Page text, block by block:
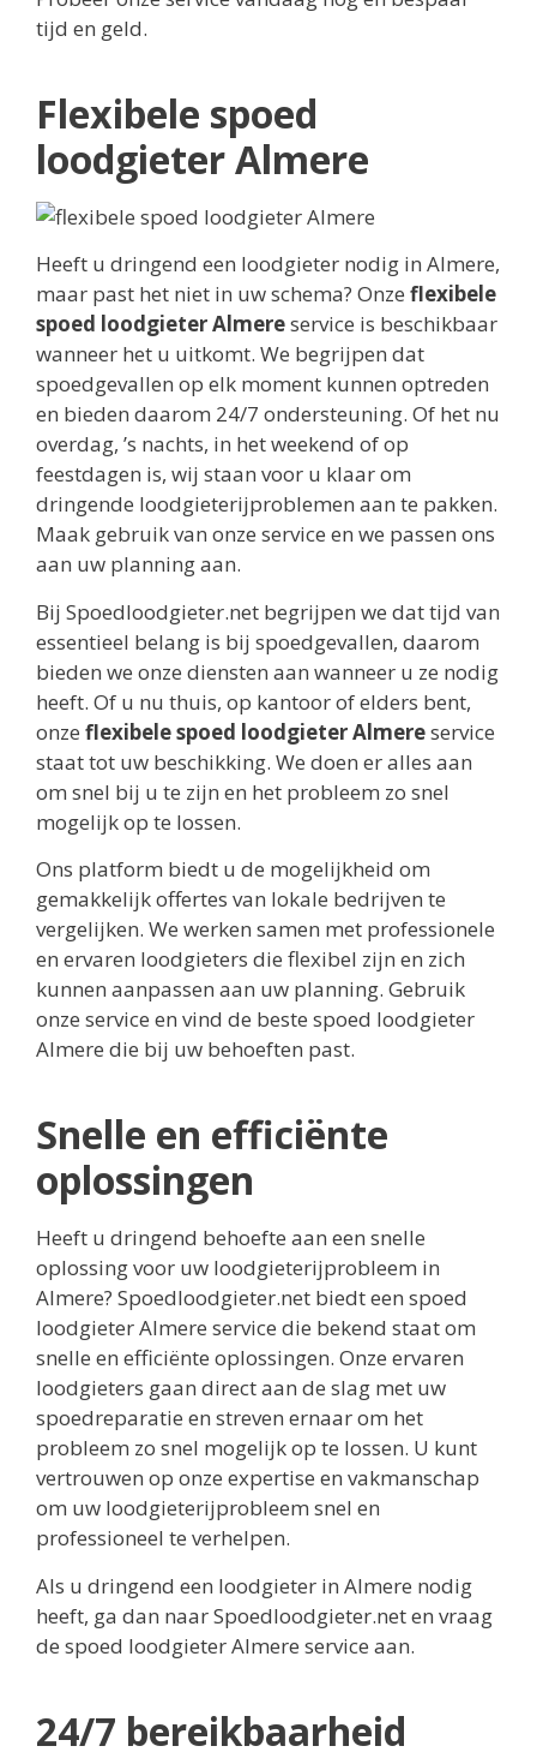
tijd en geld.
Flexibele spoed
loodgieter Almere
Heeft u dringend een loodgieter nodig in Almere,
maar past het niet in uw schema? Onze flexibele
spoed loodgieter Almereservice is beschikbaar
wanneer het u uitkomt. We begrijpen dat
spoedgevallen op elk moment kunnen optreden
en bieden daarom 24/7 ondersteuning. Of het nu
overdag, ’s nachts, in het weekend of op
feestdagen is, wij staan voor u klaar om
dringende loodgieterijproblemen aan te pakken.
Maak gebruik van onze service en we passen ons
aan uw planning aan.
Bij Spoedloodgieter.net begrijpen we dat tijd van
essentieel belang is bij spoedgevallen, daarom
bieden we onze diensten aan wanneer u ze nodig
heeft. Of u nu thuis, op kantoor of elders bent,
onze flexibele spoed loodgieter Almereservice
staat tot uw beschikking. We doen er alles aan
om snel bij u te zijn en het probleem zo snel
mogelijk op te lossen.
Ons platform biedt u de mogelijkheid om
gemakkelijk offertes van lokale bedrijven te
vergelijken. We werken samen met professionele
en ervaren loodgieters die flexibel zijn en zich
kunnen aanpassen aan uw planning. Gebruik
onze service en vind de beste spoed loodgieter
Almere die bij uw behoeften past.
Snelle en efficiënte
oplossingen
Heeft u dringend behoefte aan een snelle
oplossing voor uw loodgieterijprobleem in
Almere? Spoedloodgieter.net biedt een spoed
loodgieter Almere service die bekend staat om
snelle en efficiënte oplossingen. Onze ervaren
loodgieters gaan direct aan de slag met uw
spoedreparatie en streven ernaar om het
probleem zo snel mogelijk op te lossen. U kunt
vertrouwen op onze expertise en vakmanschap
om uw loodgieterijprobleem snel en
professioneel te verhelpen.
Als u dringend een loodgieter in Almere nodig
heeft, ga dan naar Spoedloodgieter.net en vraag
de spoed loodgieter Almere service aan.
24/7 bereikbaarheid